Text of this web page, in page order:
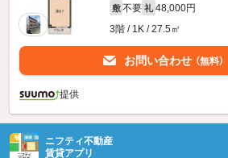
敷 不要 礼 48,000円
3階 / 1K / 27.5㎡
お問い合わせ （無料）
提供
ニフティ不動産
賃貸アプリ